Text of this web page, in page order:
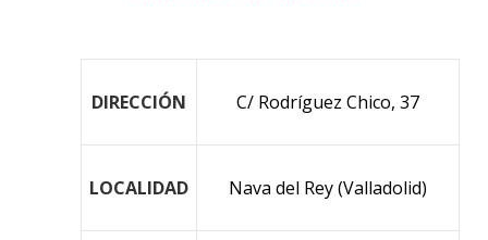
DIRECCIÓN C/ Rodríguez Chico, 37
LOCALIDAD Nava del Rey (Valladolid)